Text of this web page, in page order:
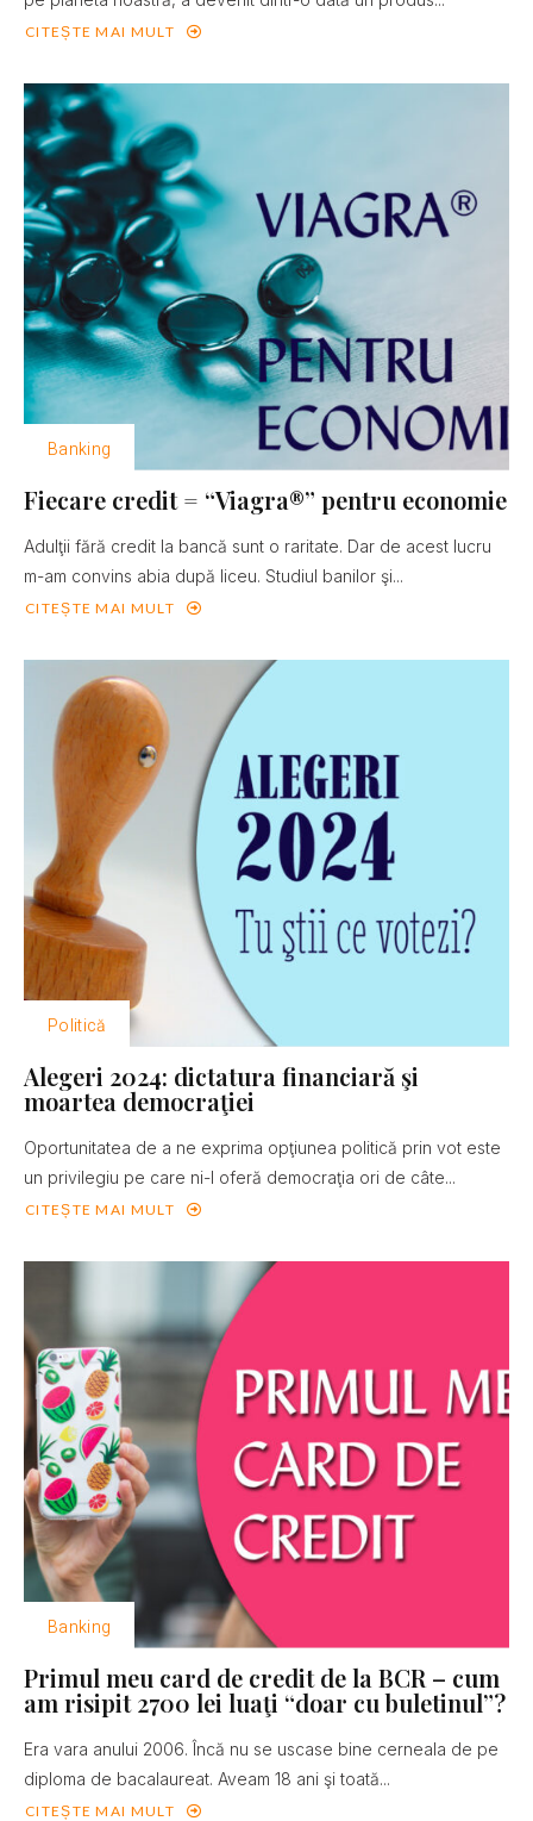
CITEȘTE MAI MULT
Banking
Fiecare credit = “Viagra®” pentru economie
Adulţii fără credit la bancă sunt o raritate. Dar de acest lucru
m-am convins abia după liceu. Studiul banilor şi...
CITEȘTE MAI MULT
Politică
Alegeri 2024: dictatura financiară şi
moartea democraţiei
Oportunitatea de a ne exprima opţiunea politică prin vot este
un privilegiu pe care ni-l oferă democraţia ori de câte...
CITEȘTE MAI MULT
Banking
Primul meu card de credit de la BCR – cum
am risipit 2700 lei luaţi “doar cu buletinul”?
Era vara anului 2006. Încă nu se uscase bine cerneala de pe
diploma de bacalaureat. Aveam 18 ani şi toată...
CITEȘTE MAI MULT